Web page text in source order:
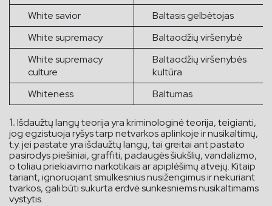
White savior
Baltasis gelbėtojas
White supremacy
Baltaodžių viršenybė
White supremacy
culture
Baltaodžių viršenybės
kultūra
Whiteness
Baltumas
Išdaužtų langų teorija yra kriminologinė teorija, teigianti,
jog egzistuoja ryšys tarp netvarkos aplinkoje ir nusikaltimų,
t.y. jei pastate yra išdaužtų langų, tai greitai ant pastato
pasirodys piešiniai, graffiti, padaugės šiukšlių, vandalizmo,
o toliau priekiavimo narkotikais ar apiplėšimų atvejų. Kitaip
tariant, ignoruojant smulkesnius nusižengimus ir nekuriant
tvarkos, gali būti sukurta erdvė sunkesniems nusikaltimams
vystytis.